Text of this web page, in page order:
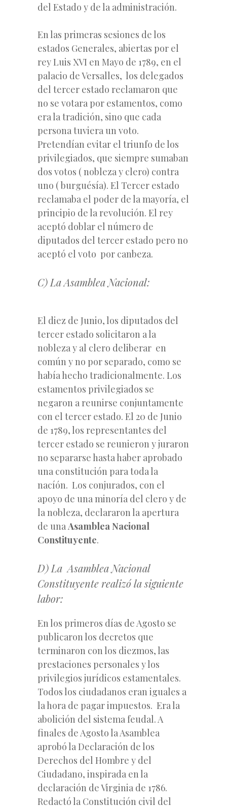
del Estado y de la administración.
En las primeras sesiones de los
estados Generales, abiertas por el
rey Luis XVI en Mayo de 1789, en el
palacio de Versalles, los delegados
del tercer estado reclamaron que
no se votara por estamentos, como
era la tradición, sino que cada
persona tuviera un voto.
Pretendían evitar el triunfo de los
privilegiados, que siempre sumaban
dos votos ( nobleza y clero) contra
uno ( burguésía). El Tercer estado
reclamaba el poder de la mayoría, el
principio de la revolución. El rey
aceptó doblar el número de
diputados del tercer estado pero no
aceptó el voto por canbeza.
C) La Asamblea Nacional:
El diez de Junio, los diputados del
tercer estado solicitaron a la
nobleza y al clero deliberar en
común y no por separado, como se
había hecho tradicionalmente. Los
estamentos privilegiados se
negaron a reunirse conjuntamente
con el tercer estado. El 20 de Junio
de 1789, los representantes del
tercer estado se reunieron y juraron
no separarse hasta haber aprobado
una constitución para toda la
nacíón. Los conjurados, con el
apoyo de una minoría del clero y de
la nobleza, declararon la apertura
de unaAsamblea Nacional
Constituyente.
D) La Asamblea Nacional
Constituyente realizó la siguiente
labor:
En los primeros días de Agosto se
publicaron los decretos que
terminaron con los diezmos, las
prestaciones personales y los
privilegios jurídicos estamentales.
Todos los ciudadanos eran iguales a
la hora de pagar impuestos. Era la
abolición del sistema feudal. A
finales de Agosto la Asamblea
aprobó la Declaración de los
Derechos del Hombre y del
Ciudadano, inspirada en la
declaración de Virginia de 1786.
Redactó la Constitución civil del